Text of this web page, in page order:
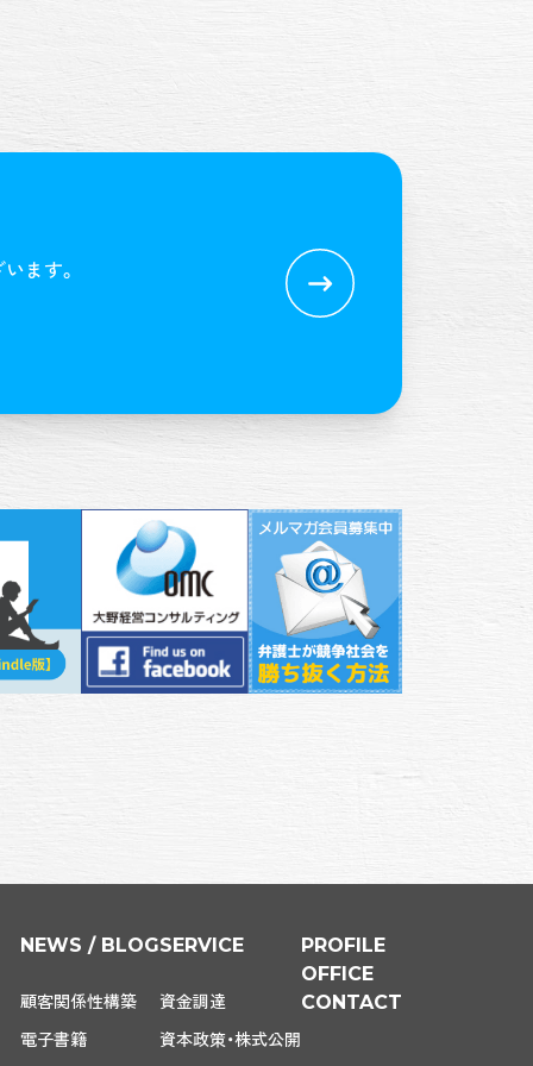
ます。
NEWS / BLOG
顧客関係性構築
電子書籍
SERVICE
資金調達
資本政策・株式公開
PROFILE
OFFICE
CONTACT